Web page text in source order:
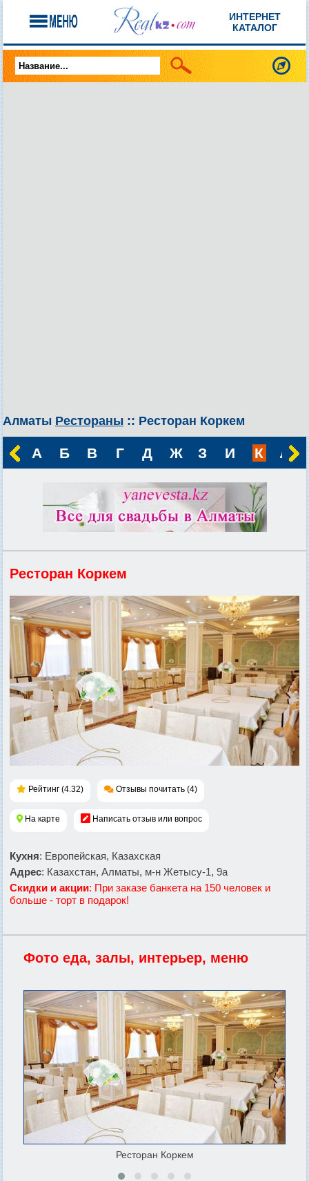
ИНТЕРНЕТ
КАТАЛОГ
Алматы Рестораны :: Ресторан Коркем
А Б В Г Д Ж З И К Л
Ресторан Коркем
Рейтинг (4.32) Отзывы почитать (4)
На карте Написать отзыв или вопрос
Кухня: Европейская, Казахская
Адрес: Казахстан, Алматы, м-н Жетысу-1, 9а
Скидки и акции: При заказе банкета на 150 человек и
больше - торт в подарок!
Фото еда, залы, интерьер, меню
Ресторан Коркем